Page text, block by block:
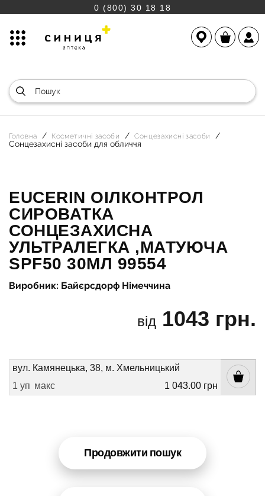
0 (800) 30 18 18
Головна Косметичні засоби Сонцезахисні засоби
Сонцезахисні засоби для обличчя
EUCERIN ОІЛКОНТРОЛ
СИРОВАТКА
СОНЦЕЗАХИСНА
УЛЬТРАЛЕГКА ,МАТУЮЧА
SPF50 30МЛ 99554
Виробник: Байєрсдорф Німеччина
від 1043 грн.
вул. Камянецька, 38, м. Хмельницький
1 уп макс 1 043.00 грн
Продовжити пошук